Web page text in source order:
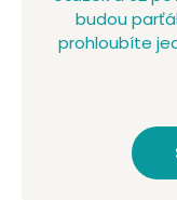
budou
prohloubíte